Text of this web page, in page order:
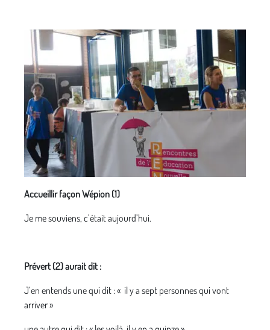
Accueillir façon Wépion (1)
Je me souviens, c’était aujourd’hui.
Prévert (2) aurait dit :
J’en entends une qui dit : « il y a sept personnes qui vont
arriver »